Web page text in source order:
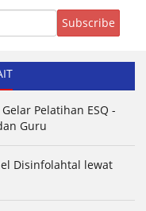
Pelatihan ESQ -
Guru
Disinfolahtal lewat